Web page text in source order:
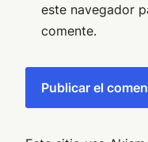
este navegador
comente.